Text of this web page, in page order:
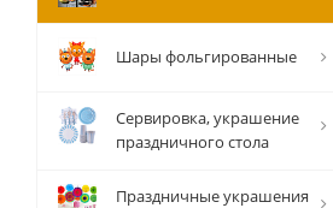
Шары фольгированные
Сервировка, украшение
праздничного стола
Праздничные украшения